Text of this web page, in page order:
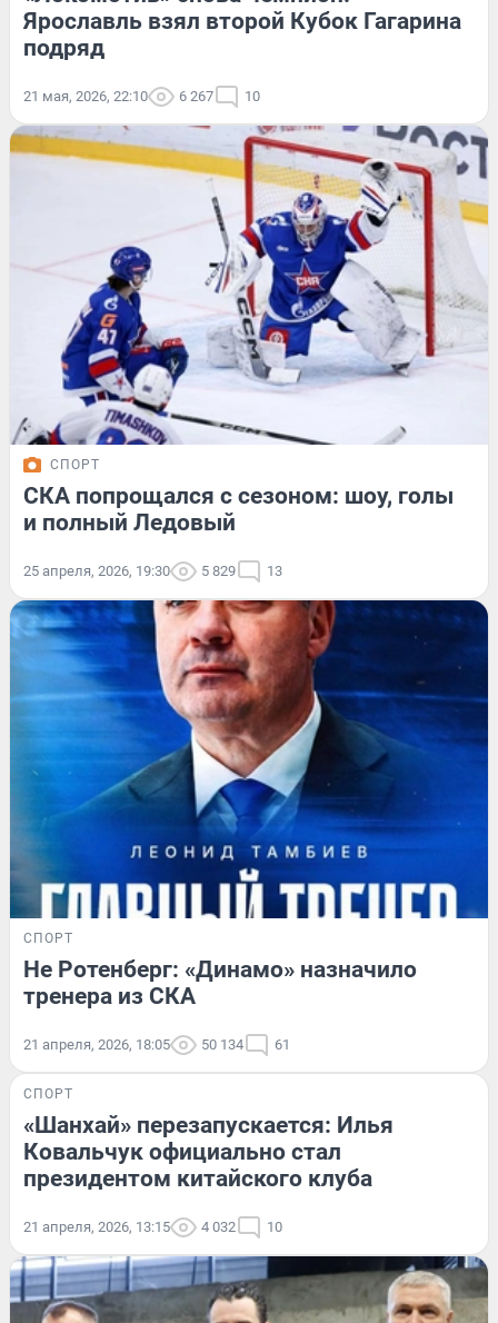
Ярославль взял второй Кубок Гагарина
подряд
21 мая, 2026, 22:10 6 267 10
СПОРТ
СКА попрощался с сезоном: шоу, голы
и полный Ледовый
25 апреля, 2026, 19:30 5 829 13
СПОРТ
Не Ротенберг: «Динамо» назначило
тренера из СКА
21 апреля, 2026, 18:05 50 134 61
СПОРТ
«Шанхай» перезапускается: Илья
Ковальчук официально стал
президентом китайского клуба
21 апреля, 2026, 13:15 4 032 10